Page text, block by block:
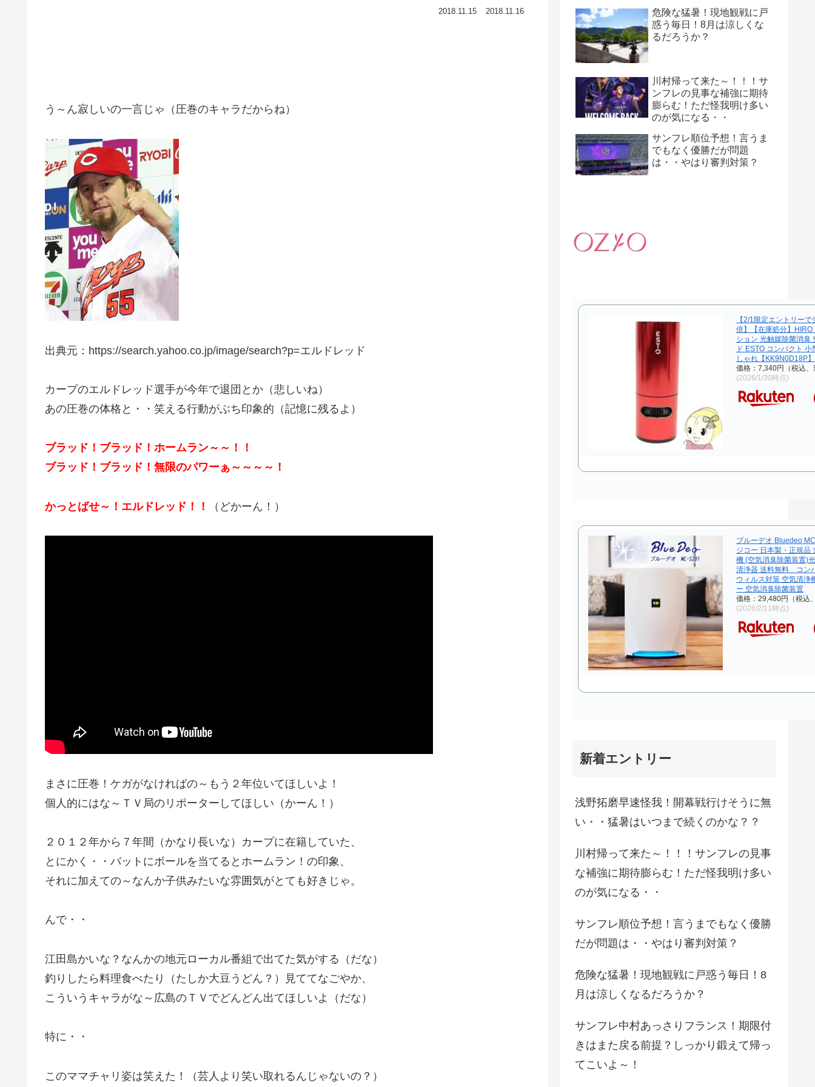
2018.11.15 2018.11.16
う～ん寂しいの一言じゃ（圧巻のキャラだからね）
出典元：https://search.yahoo.co.jp/image/search?p=エルドレッド
カープのエルドレッド選手が今年で退団とか（悲しいね）
あの圧巻の体格と・・笑える行動がぶち印象的（記憶に残るよ）
ブラッド！ブラッド！ホームラン～～！！
ブラッド！ブラッド！無限のパワーぁ～～～～！
かっとばせ～！エルドレッド！！ （どかーん！）
まさに圧巻！ケガがなければの～もう２年位いてほしいよ！
個人的にはな～ＴＶ局のリポーターしてほしい（かーん！）
２０１２年から７年間（かなり長いな）カープに在籍していた、
とにかく・・バットにボールを当てるとホームラン！の印象、
それに加えての～なんか子供みたいな雰囲気がとても好きじゃ。
んで・・
江田島かいな？なんかの地元ローカル番組で出てた気がする（だな）
釣りしたら料理食べたり（たしか大豆うどん？）見ててなごやか、
こういうキャラがな～広島のＴＶでどんどん出てほしいよ（だな）
特に・・
このママチャリ姿は笑えた！（芸人より笑い取れるんじゃないの？）
危険な猛暑！現地観戦に戸
惑う毎日！8月は涼しくな
るだろうか？
川村帰って来た～！！！サ
ンフレの見事な補強に期待
膨らむ！ただ怪我明け多い
のが気になる・・
サンフレ順位予想！言うま
でもなく優勝だが問題
は・・やはり審判対策？
【2/1限定エントリー
倍】【在庫処分】HIRO
ション 光触媒除菌消臭
ド ESTO コンパクト
しゃれ【KK9N0D18P】
価格：7,340円（税込、
(2026/1/30時点)
ブルーデオ Bluedeo
ジコー 日本製・正規品
機 (空気消臭除菌装置)
清浄器 送料無料 コン
ウィルス対策 空気清浄
ー 空気消臭除菌装置
価格：29,480円（税込
(2026/2/11時点)
新着エントリー
浅野拓磨早速怪我！開幕戦行けそうに無
い・・猛暑はいつまで続くのかな？？
川村帰って来た～！！！サンフレの見事
な補強に期待膨らむ！ただ怪我明け多い
のが気になる・・
サンフレ順位予想！言うまでもなく優勝
だが問題は・・やはり審判対策？
危険な猛暑！現地観戦に戸惑う毎日！8
月は涼しくなるだろうか？
サンフレ中村あっさりフランス！期限付
きはまた戻る前提？しっかり鍛えて帰っ
てこいよ～！